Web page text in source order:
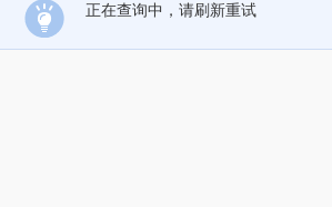
正在查询中，请刷新重试